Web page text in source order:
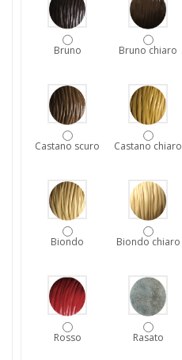
Bruno Bruno chiaro
Castano scuro Castano chiaro
Biondo Biondo chiaro
Rosso Rasato